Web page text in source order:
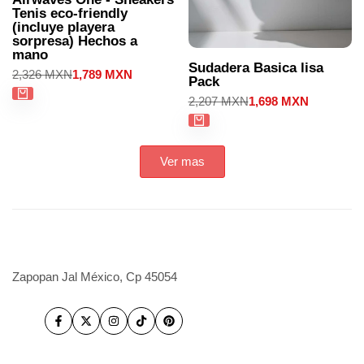
Tenis eco-friendly
(incluye playera
sorpresa) Hechos a
mano
Precio
regular
2,326 MXNPrecio
1,789 MXN
Sudadera Basica lisa
Pack
Precio
regular
2,207 MXNPrecio
1,698 MXN
Ver mas
Zapopan Jal México, Cp 45054
Facebook
TwitterInstagram
TikTokPinterest